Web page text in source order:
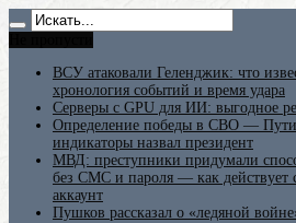
ВСУ атаковали Геленджик: что
хронология событий и время удара
Серверы с GPU для ИИ: выгодное
Определение победы в СВО —
индикаторы назвал президент
МВД: преступники придумали
без СМС и пароля — как действует
аккаунт
Пушков рассказал о «ледяной